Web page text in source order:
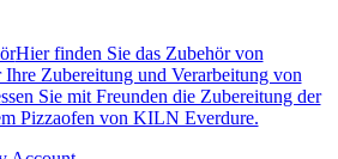
Hier finden Sie das Zubehör von
Zubereitung und Verarbeitung von
Sie mit Freunden die Zubereitung der
Pizzaofen von KILN Everdure.